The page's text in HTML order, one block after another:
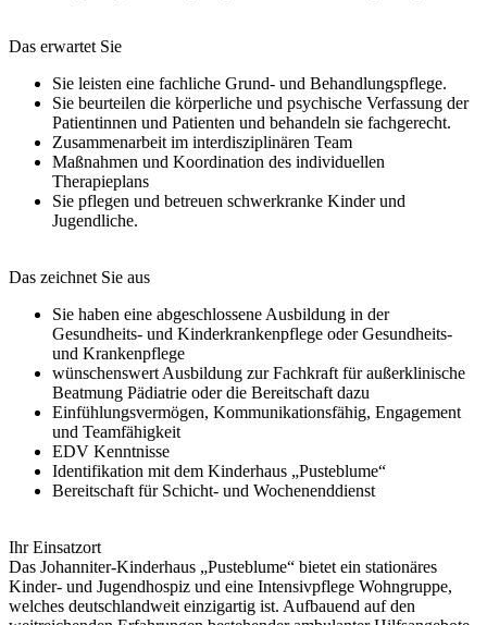
Das erwartet Sie
Sie leisten eine fachliche Grund- und Behandlungspflege.
Sie beurteilen die körperliche und psychische Verfassung der
Patientinnen und Patienten und behandeln sie fachgerecht.
Zusammenarbeit im interdisziplinären Team
Maßnahmen und Koordination des individuellen
Therapieplans
Sie pflegen und betreuen schwerkranke Kinder und
Jugendliche.
Das zeichnet Sie aus
Sie haben eine abgeschlossene Ausbildung in der
Gesundheits- und Kinderkrankenpflege oder Gesundheits-
und Krankenpflege
wünschenswert Ausbildung zur Fachkraft für außerklinische
Beatmung Pädiatrie oder die Bereitschaft dazu
Einfühlungsvermögen, Kommunikationsfähig, Engagement
und Teamfähigkeit
EDV Kenntnisse
Identifikation mit dem Kinderhaus „Pusteblume“
Bereitschaft für Schicht- und Wochenenddienst
Ihr Einsatzort
Das Johanniter-Kinderhaus „Pusteblume“ bietet ein stationäres
Kinder- und Jugendhospiz und eine Intensivpflege Wohngruppe,
welches deutschlandweit einzigartig ist. Aufbauend auf den